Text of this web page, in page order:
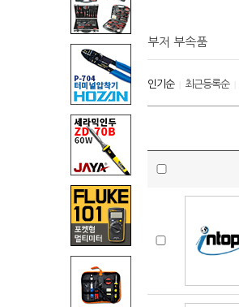
부저 부속품
인기순| 최근등록순|